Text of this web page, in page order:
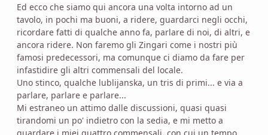
Ed ecco che siamo qui ancora una volta intorno ad un
tavolo, in pochi ma buoni, a ridere, guardarci negli occhi,
ricordare fatti di qualche anno fa, parlare di noi, di altri, e
ancora ridere. Non faremo gli Zingari come i nostri più
famosi predecessori, ma comunque ci diamo da fare per
infastidire gli altri commensali del locale.
Uno stinco, qualche lublijanska, un tris di primi... e via a
parlare, parlare e parlare...
Mi estraneo un attimo dalle discussioni, quasi quasi
tirandomi un po' indietro con la sedia, e mi metto a